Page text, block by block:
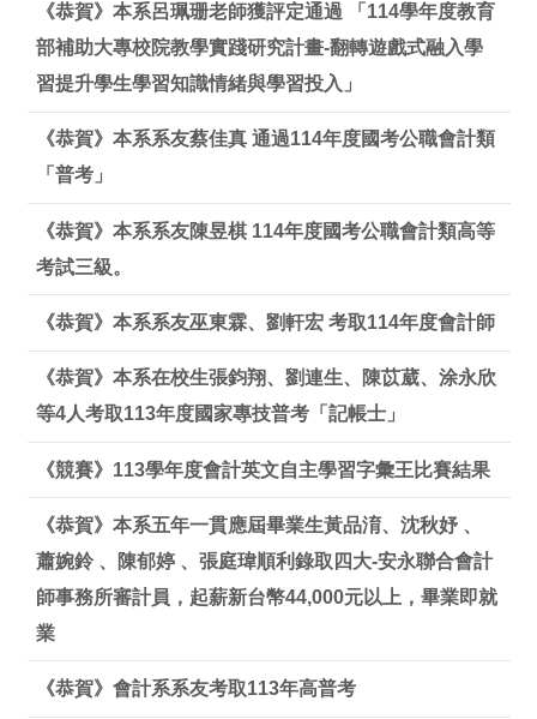
《恭賀》本系呂珮珊老師獲評定通過 「114學年度教育
部補助大專校院教學實踐研究計畫-翻轉遊戲式融入學
習提升學生學習知識情緒與學習投入」
《恭賀》本系系友蔡佳真 通過114年度國考公職會計類
「普考」
《恭賀》本系系友陳昱棋 114年度國考公職會計類高等
考試三級。
《恭賀》本系系友巫東霖、劉軒宏 考取114年度會計師
《恭賀》本系在校生張鈞翔、劉連生、陳苡葳、涂永欣
等4人考取113年度國家專技普考「記帳士」
《競賽》113學年度會計英文自主學習字彙王比賽結果
《恭賀》本系五年一貫應屆畢業生黃品淯、沈秋妤 、
蕭婉鈴 、陳郁婷 、張庭瑋順利錄取四大-安永聯合會計
師事務所審計員，起薪新台幣44,000元以上，畢業即就
業
《恭賀》會計系系友考取113年高普考